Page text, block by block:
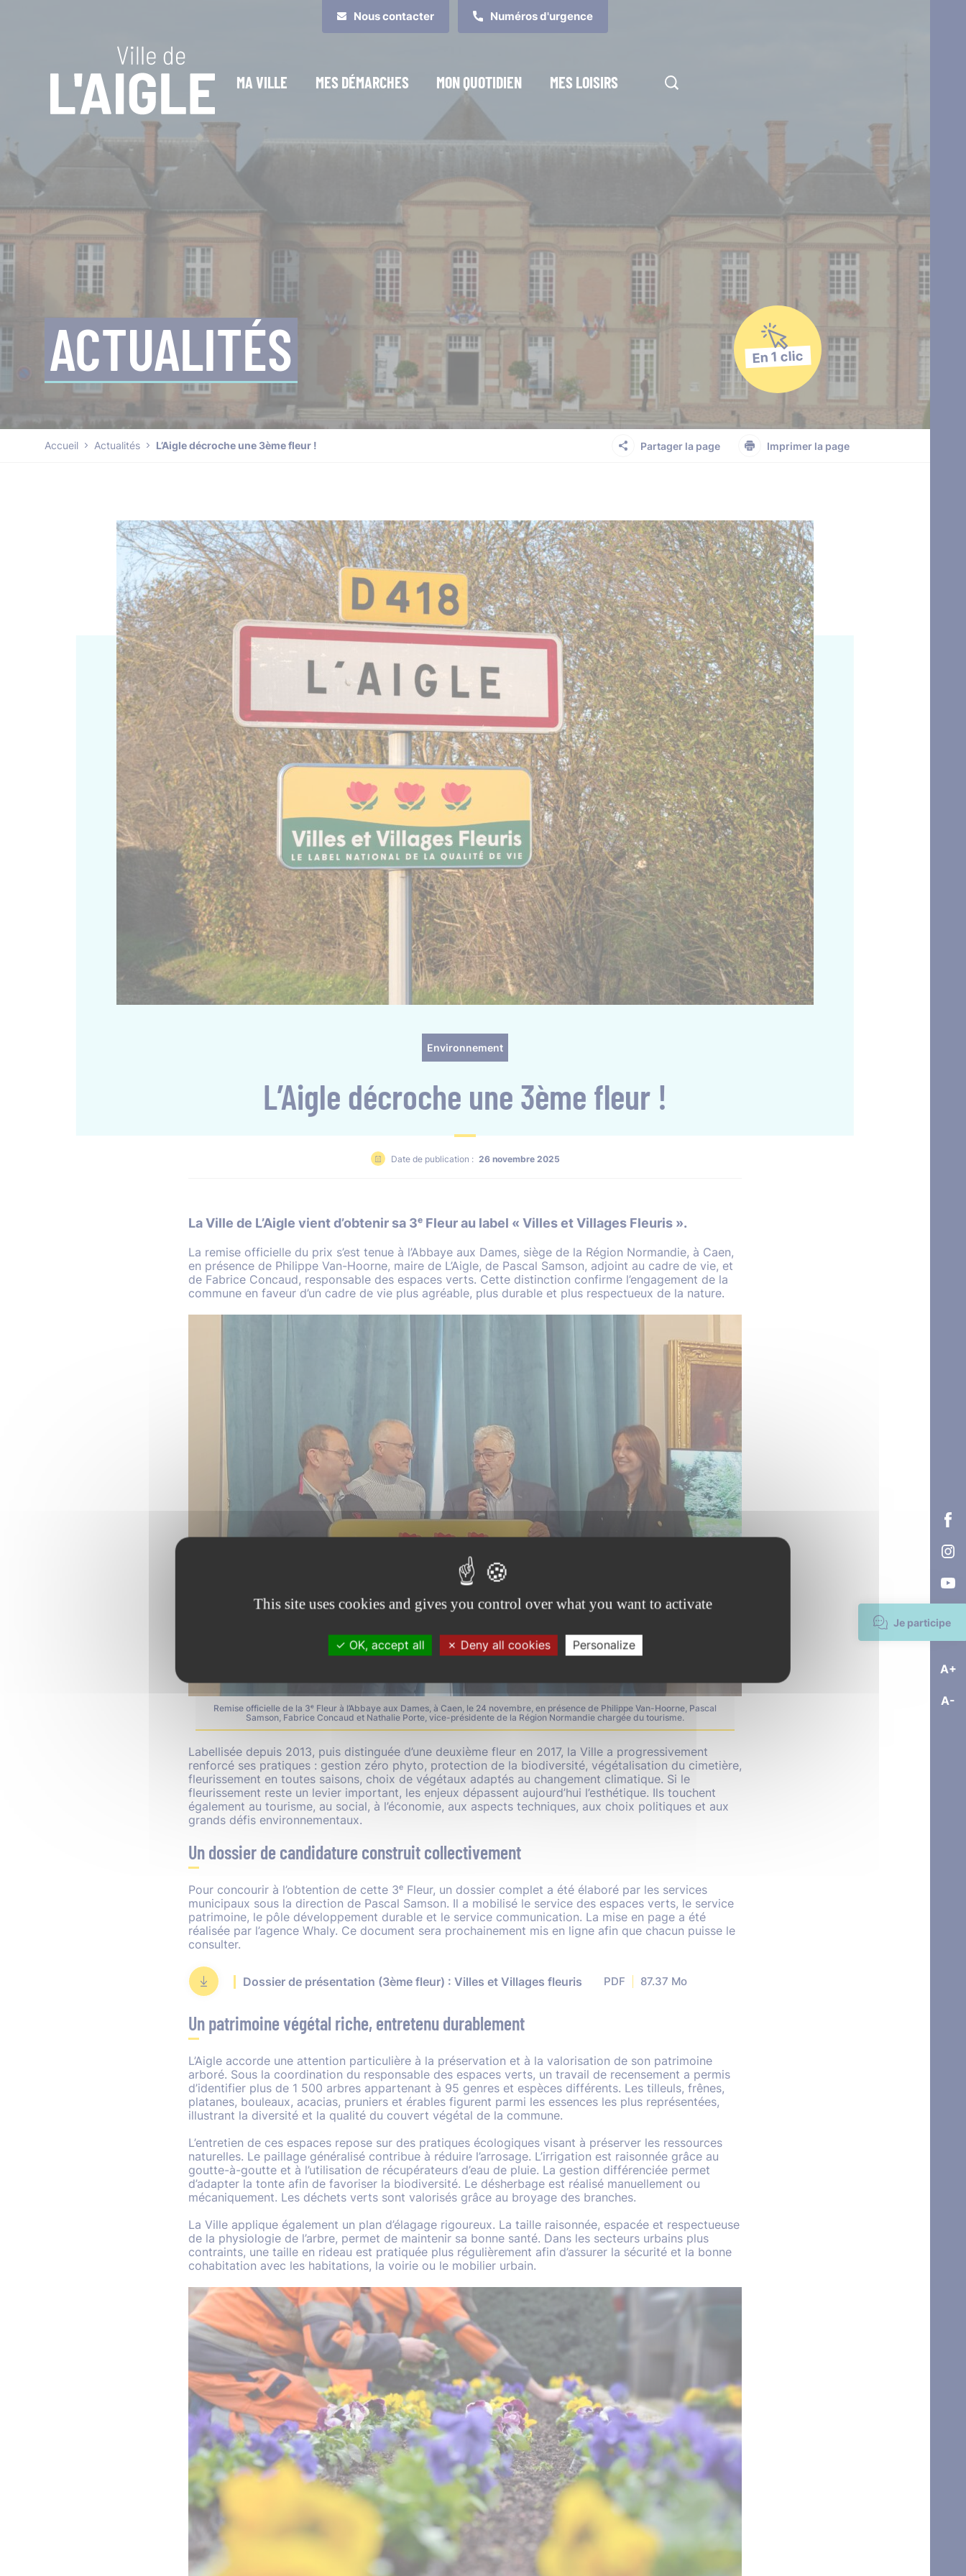
Je participe
A+
A-
Nous contacter Numéros d'urgence
MA VILLE MES DÉMARCHES MON QUOTIDIEN MES LOISIRS
ACTUALITÉS En 1 clic
Accueil Actualités L’Aigle décroche une 3ème fleur ! Partager la page Imprimer la page
Environnement
L’Aigle décroche une 3ème fleur !
Date de publication : 26 novembre 2025
La Ville de L’Aigle vient d’obtenir sa 3ᵉ Fleur au label « Villes et Villages Fleuris ».
La remise officielle du prix s’est tenue à l’Abbaye aux Dames, siège de la Région Normandie, à Caen,
en présence de Philippe Van-Hoorne, maire de L’Aigle, de Pascal Samson, adjoint au cadre de vie, et
de Fabrice Concaud, responsable des espaces verts. Cette distinction confirme l’engagement de la
commune en faveur d’un cadre de vie plus agréable, plus durable et plus respectueux de la nature.
Remise officielle de la 3ᵉ Fleur à l’Abbaye aux Dames, à Caen, le 24 novembre, en présence de Philippe Van-Hoorne, Pascal
Samson, Fabrice Concaud et Nathalie Porte, vice-présidente de la Région Normandie chargée du tourisme.
Labellisée depuis 2013, puis distinguée d’une deuxième fleur en 2017, la Ville a progressivement
renforcé ses pratiques : gestion zéro phyto, protection de la biodiversité, végétalisation du cimetière,
fleurissement en toutes saisons, choix de végétaux adaptés au changement climatique. Si le
fleurissement reste un levier important, les enjeux dépassent aujourd’hui l’esthétique. Ils touchent
également au tourisme, au social, à l’économie, aux aspects techniques, aux choix politiques et aux
grands défis environnementaux.
Un dossier de candidature construit collectivement
Pour concourir à l’obtention de cette 3ᵉ Fleur, un dossier complet a été élaboré par les services
municipaux sous la direction de Pascal Samson. Il a mobilisé le service des espaces verts, le service
patrimoine, le pôle développement durable et le service communication. La mise en page a été
réalisée par l’agence Whaly. Ce document sera prochainement mis en ligne afin que chacun puisse le
consulter.
Dossier de présentation (3ème fleur) : Villes et Villages fleuris PDF 87.37 Mo
Un patrimoine végétal riche, entretenu durablement
L’Aigle accorde une attention particulière à la préservation et à la valorisation de son patrimoine
arboré. Sous la coordination du responsable des espaces verts, un travail de recensement a permis
d’identifier plus de 1 500 arbres appartenant à 95 genres et espèces différents. Les tilleuls, frênes,
platanes, bouleaux, acacias, pruniers et érables figurent parmi les essences les plus représentées,
illustrant la diversité et la qualité du couvert végétal de la commune.
L’entretien de ces espaces repose sur des pratiques écologiques visant à préserver les ressources
naturelles. Le paillage généralisé contribue à réduire l’arrosage. L’irrigation est raisonnée grâce au
goutte-à-goutte et à l’utilisation de récupérateurs d’eau de pluie. La gestion différenciée permet
d’adapter la tonte afin de favoriser la biodiversité. Le désherbage est réalisé manuellement ou
mécaniquement. Les déchets verts sont valorisés grâce au broyage des branches.
La Ville applique également un plan d’élagage rigoureux. La taille raisonnée, espacée et respectueuse
de la physiologie de l’arbre, permet de maintenir sa bonne santé. Dans les secteurs urbains plus
contraints, une taille en rideau est pratiquée plus régulièrement afin d’assurer la sécurité et la bonne
cohabitation avec les habitations, la voirie ou le mobilier urbain.
This site uses cookies and gives you control over what you want to activate
OK, accept all Deny all cookies Personalize